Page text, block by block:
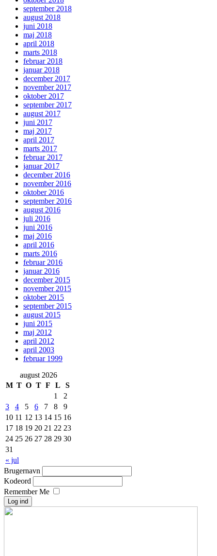
september 2018
august 2018
juni 2018
maj 2018
april 2018
marts 2018
februar 2018
januar 2018
december 2017
november 2017
oktober 2017
september 2017
august 2017
juni 2017
maj 2017
april 2017
marts 2017
februar 2017
januar 2017
december 2016
november 2016
oktober 2016
september 2016
august 2016
juli 2016
juni 2016
maj 2016
april 2016
marts 2016
februar 2016
januar 2016
december 2015
november 2015
oktober 2015
september 2015
august 2015
juni 2015
maj 2012
april 2012
april 2003
februar 1999
august 2026
M T O T F L S
« jul
1
2
3
4 5 6 7 8
9
10 11 12 13 14 15 16
17 18 19 20 21 22 23
24 25 26 27 28 29 30
31
Brugernavn
Kodeord
Remember Me